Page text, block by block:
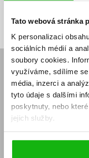
Tato webová stránka
K personalizaci
sociálních médií a
soubory cookies.
využíváme, sdílíme
média, inzerci a
tyto údaje s dalšími
poskytnuty, nebo
jejich služby.
mailová
adresa
mailová
adresa
Vaše e-mailová adresa
E-SHOP
Aktuality
Naši autoři
Obchodní podmínky
Jak nakoupit